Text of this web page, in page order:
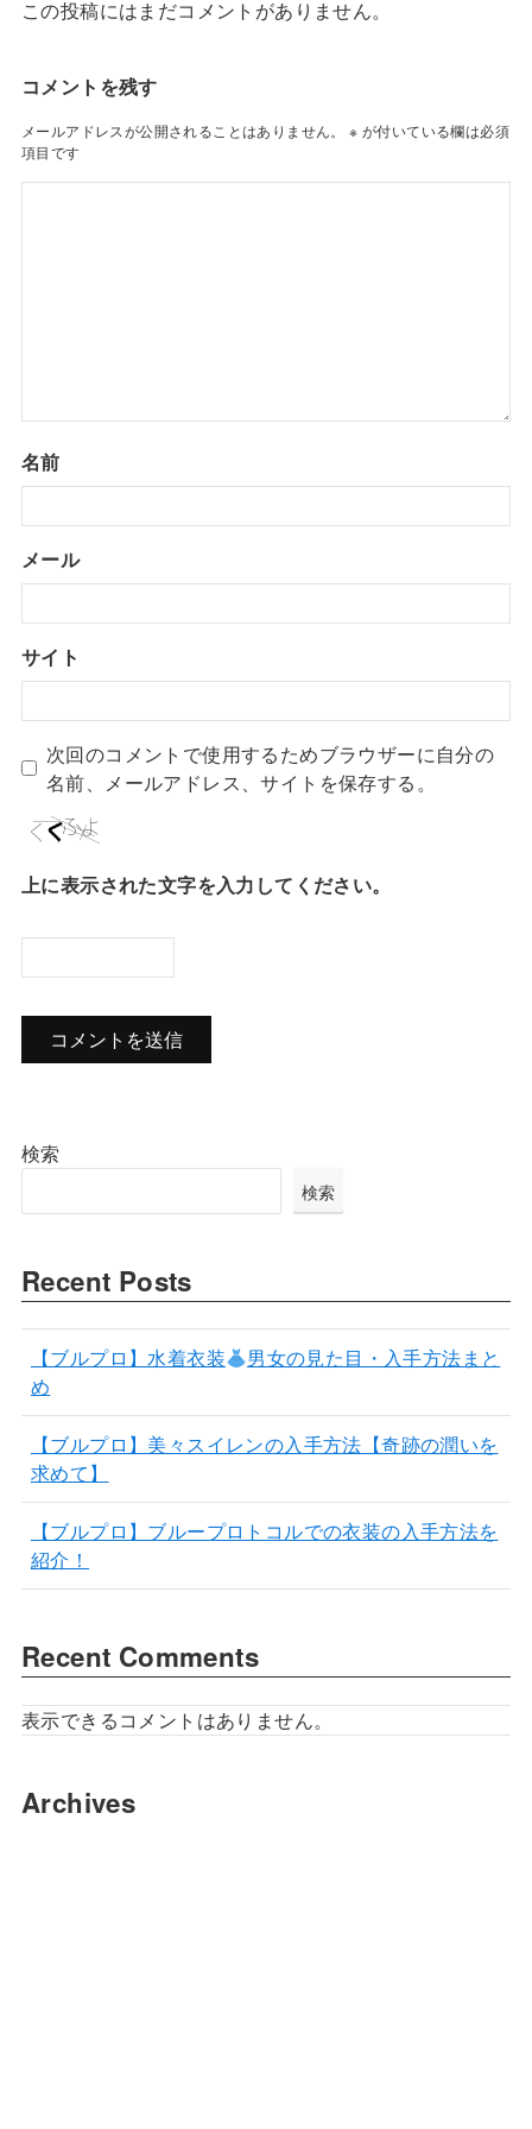
この投稿にはまだコメントがありません。
コメントを残す
メールアドレスが公開されることはありません。 ※ が付いている欄は必須
項目です
名前
メール
サイト
次回のコメントで使用するためブラウザーに自分の
名前、メールアドレス、サイトを保存する。
上に表示された文字を入力してください。
検索
検索
Recent Posts
【ブルプロ】水着衣装
男女の見た目・入手方法まと
め
【ブルプロ】美々スイレンの入手方法【奇跡の潤いを
求めて】
【ブルプロ】ブループロトコルでの衣装の入手方法を
紹介！
Recent Comments
表示できるコメントはありません。
Archives